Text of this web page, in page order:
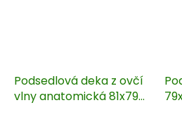
Podsedlová deka z ovčí
vlny anatomická 81x79